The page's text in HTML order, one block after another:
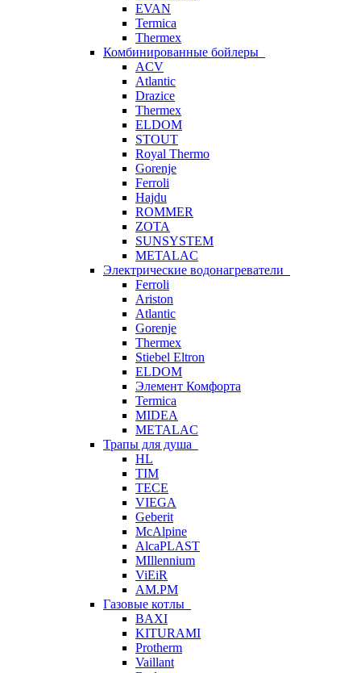
EVAN
Termica
Thermex
Комбинированные бойлеры
ACV
Atlantic
Drazice
Thermex
ELDOM
STOUT
Royal Thermo
Gorenje
Ferroli
Hajdu
ROMMER
ZOTA
SUNSYSTEM
METALAC
Электрические водонагреватели
Ferroli
Ariston
Atlantic
Gorenje
Thermex
Stiebel Eltron
ELDOM
Элемент Комфорта
Termica
MIDEA
METALAC
Трапы для душа
HL
TIM
TECE
VIEGA
Geberit
McAlpine
AlcaPLAST
MIllennium
ViEiR
AM.PM
Газовые котлы
BAXI
KITURAMI
Protherm
Vaillant